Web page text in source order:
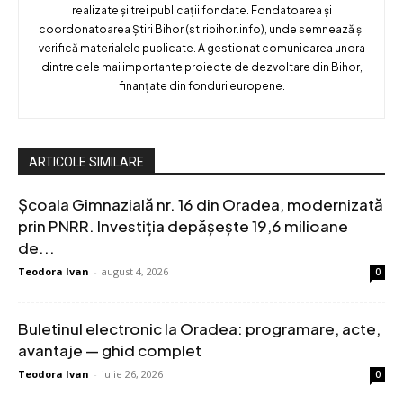
realizate și trei publicații fondate. Fondatoarea și
coordonatoarea Știri Bihor (stiribihor.info), unde semnează și
verifică materialele publicate. A gestionat comunicarea unora
dintre cele mai importante proiecte de dezvoltare din Bihor,
finanțate din fonduri europene.
ARTICOLE SIMILARE
Școala Gimnazială nr. 16 din Oradea, modernizată
prin PNRR. Investiția depășește 19,6 milioane
de...
Teodora Ivan - august 4, 2026 0
Buletinul electronic la Oradea: programare, acte,
avantaje — ghid complet
Teodora Ivan - iulie 26, 2026 0